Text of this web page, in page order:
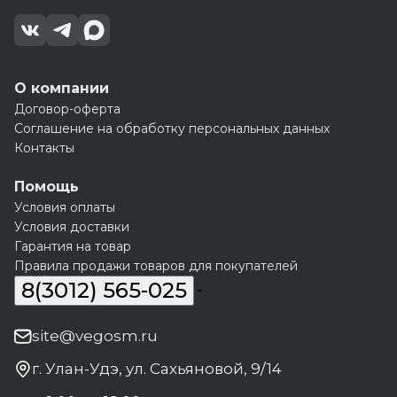
О компании
Договор-оферта
Соглашение на обработку персональных данных
Контакты
Помощь
Условия оплаты
Условия доставки
Гарантия на товар
Правила продажи товаров для покупателей
8(3012) 565-025
site@vegosm.ru
г. Улан-Удэ, ул. Сахьяновой, 9/14